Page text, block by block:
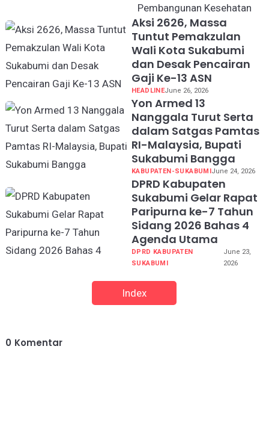
Aksi 2626, Massa
Tuntut Pemakzulan
Wali Kota Sukabumi
dan Desak Pencairan
Gaji Ke-13 ASN
HEADLINEJune 26, 2026
Yon Armed 13
Nanggala Turut Serta
dalam Satgas Pamtas
RI-Malaysia, Bupati
Sukabumi Bangga
KABUPATEN-SUKABUMIJune 24, 2026
DPRD Kabupaten
Sukabumi Gelar Rapat
Paripurna ke-7 Tahun
Sidang 2026 Bahas 4
Agenda Utama
DPRD KABUPATEN
SUKABUMI
June 23,
2026
Index
0 Komentar